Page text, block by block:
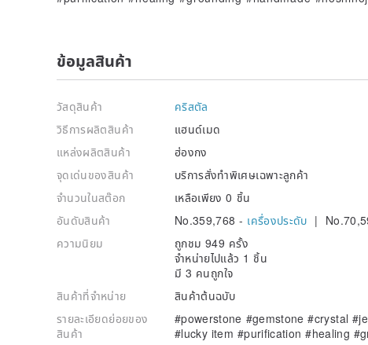
ข้อมูลสินค้า
วัสดุสินค้า
คริสตัล
วิธีการผลิตสินค้า
แฮนด์เมด
แหล่งผลิตสินค้า
ฮ่องกง
จุดเด่นของสินค้า
บริการสั่งทำพิเศษเฉพาะลูกค้า
จำนวนในสต๊อก
เหลือเพียง 0 ชิ้น
อันดับสินค้า
No.359,768 - เครื่องประดับ |
ความนิยม
ถูกชม 949 ครั้ง
จำหน่ายไปแล้ว 1 ชิ้น
มี 3 คนถูกใจ
สินค้าที่จำหน่าย
สินค้าต้นฉบับ
รายละเอียดย่อยของ
สินค้า
#powerstone #gemstone #crystal
#lucky item #purification #healing